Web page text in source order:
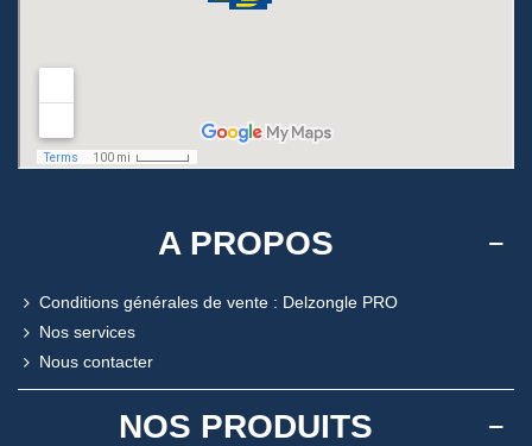
A PROPOS
Conditions générales de vente : Delzongle PRO
Nos services
Nous contacter
NOS PRODUITS